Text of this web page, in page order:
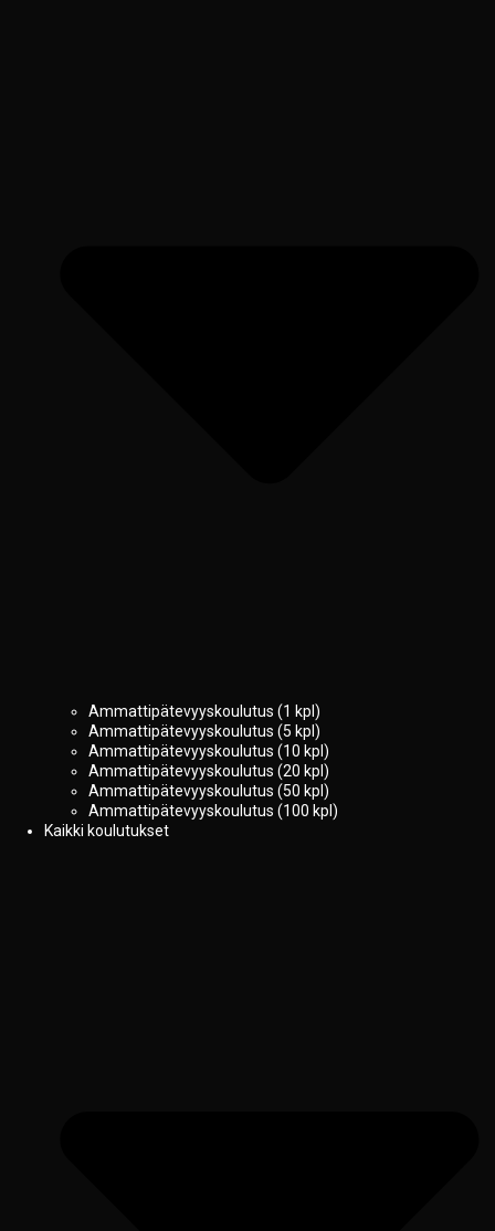
Ammattipätevyyskoulutus (1 kpl)
Ammattipätevyyskoulutus (5 kpl)
Ammattipätevyyskoulutus (10 kpl)
Ammattipätevyyskoulutus (20 kpl)
Ammattipätevyyskoulutus (50 kpl)
Ammattipätevyyskoulutus (100 kpl)
Kaikki koulutukset